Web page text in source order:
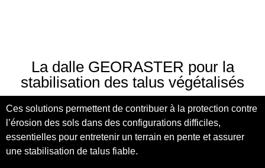
La dalle GEORASTER pour la
stabilisation des talus végétalisés
Ces solutions permettent de contribuer à la protection contre
l’érosion des sols dans des configurations difficiles,
essentielles pour entretenir un terrain en pente et assurer
une stabilisation de talus fiable.